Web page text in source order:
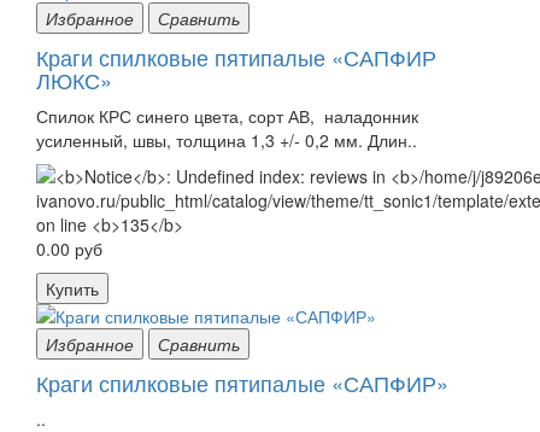
Избранное Сравнить
Краги спилковые пятипалые «САПФИР
ЛЮКС»
Спилок КРС синего цвета, сорт АВ, наладонник
усиленный, швы, толщина 1,3 +/- 0,2 мм. Длин..
0.00 руб
Купить
Избранное Сравнить
Краги спилковые пятипалые «САПФИР»
..